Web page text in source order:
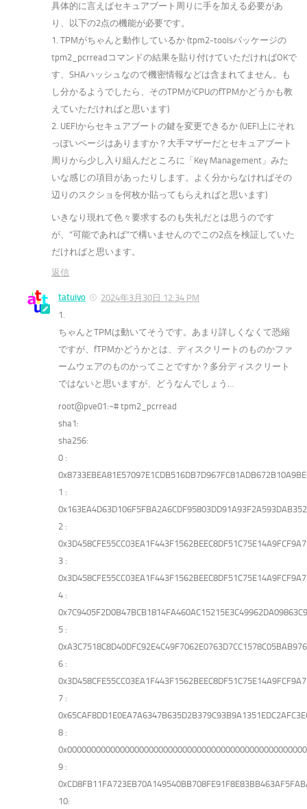
具体的に言えばセキュアブート周りに手を加える必要があ
り、以下の2点の機能が必要です。
1. TPMがちゃんと動作しているか (tpm2-toolsパッケージの
tpm2_pcrreadコマンドの結果を貼り付けていただければOKで
す、SHAハッシュなので機密情報などは含まれてません。も
し分かるようでしたら、そのTPMがCPUのfTPMかどうかも教
えていただければと思います)
2. UEFIからセキュアブートの鍵を変更できるか (UEFI上にそれ
っぽいページはありますか？大手マザーだとセキュアブート
周りから少し入り組んだところに「Key Management」みた
いな感じの項目があったりします。よく分からなければその
辺りのスクショを何枚か貼ってもらえればと思います)
いきなり現れて色々要求するのも失礼だとは思うのです
が、”可能であれば”で構いませんのでこの2点を検証していた
だければと思います。
返信
tatuiyo
2024年3月30日 12:34 PM
1.
ちゃんとTPMは動いてそうです。あまり詳しくなくて恐縮
ですが、fTPMかどうかとは、ディスクリートのものかファ
ームウェアのものかってことですか？多分ディスクリート
ではないと思いますが、どうなんでしょう…
root@pve01:~# tpm2_pcrread
sha1:
sha256:
0 :
1 :
2 :
3 :
4 :
5 :
6 :
7 :
8 :
9 :
10: